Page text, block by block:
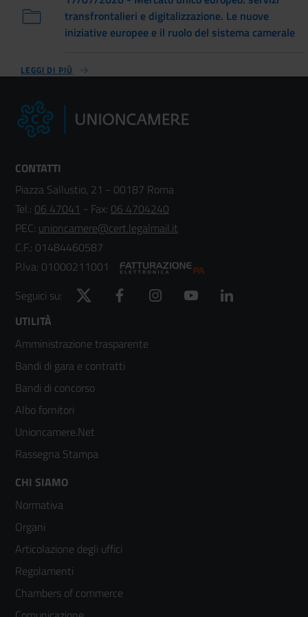
transfrontalieri e digitalizzazione. Le nuove
iniziative europee e il ruolo del sistema camerale
LEGGI DI PIÙ
CONTATTI
Piazza Sallustio, 21 - 00187 Roma
Tel.: 06 47041 - Fax: 06 4704240
PEC: unioncamere@cert.legalmail.it
C.F.: 01484460587
P.Iva: 01000211001
Seguici su:
Twitter Facebook Instagram YouTube
Footer
menù
colonna
2
UTILITÀ
Amministrazione trasparente
Bandi di gara e contratti
Bandi di concorso
Albo fornitori
Unioncamere.Net
Rassegna Stampa
Footer
menù
colonna
3
CHI SIAMO
Normativa
Organi
Articolazione degli uffici
Regolamenti
Chambers of commerce